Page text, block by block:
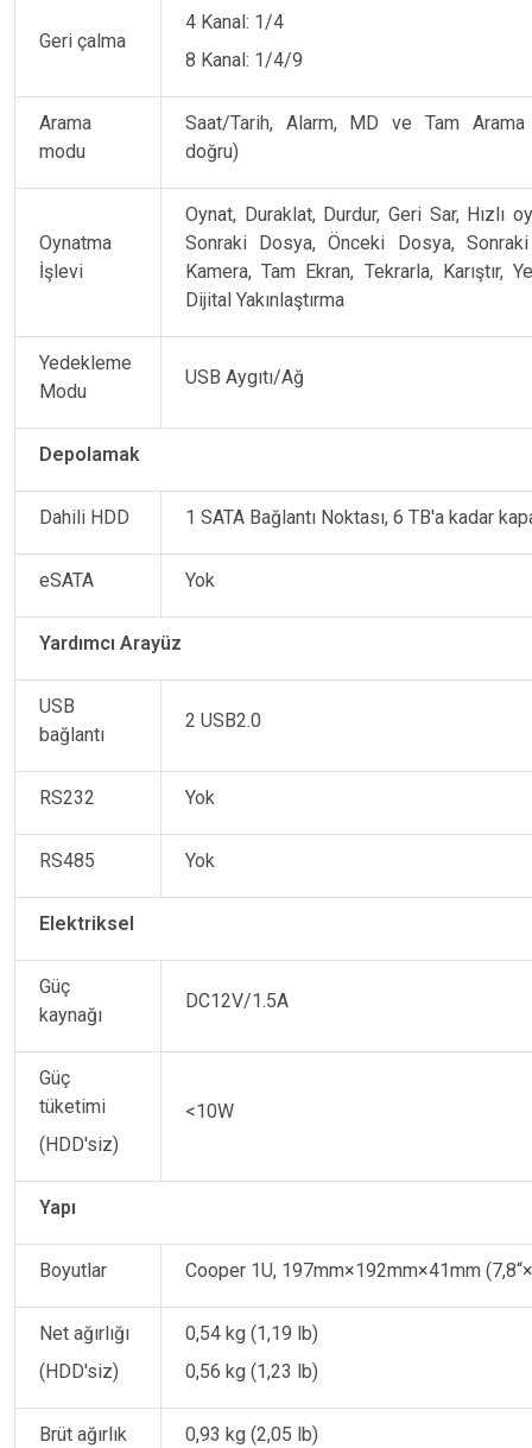
Geri çalma
4 Kanal: 1/4
8 Kanal: 1/4/9
Arama
modu
Saat/Tarih, Alarm, MD ve Tam
doğru)
Oynatma
İşlevi
Oynat, Duraklat, Durdur, Geri Sar, Hızlı
Sonraki Dosya, Önceki Dosya,
Kamera, Tam Ekran, Tekrarla, Karıştır,
Dijital Yakınlaştırma
Yedekleme
Modu
USB Aygıtı/Ağ
Depolamak
Dahili HDD 1 SATA Bağlantı Noktası, 6 TB'a kadar
eSATA Yok
Yardımcı Arayüz
USB
bağlantı
2 USB2.0
RS232 Yok
RS485 Yok
Elektriksel
Güç
kaynağı
DC12V/1.5A
Güç
tüketimi
(HDD'siz)
<10W
Yapı
Boyutlar Cooper 1U, 197mm×192mm×41mm
Net ağırlığı
(HDD'siz)
0,54 kg (1,19 lb)
0,56 kg (1,23 lb)
Brüt ağırlık 0,93 kg (2,05 lb)